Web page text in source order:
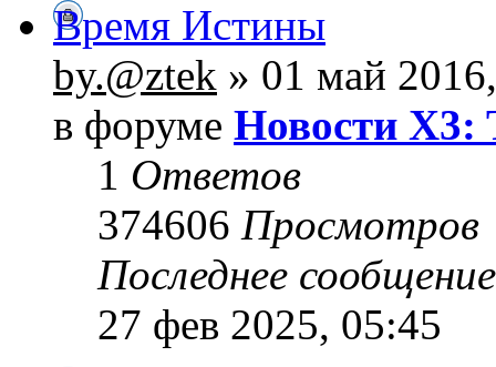
Время Истины
by.@ztek » 01 май
в форуме Новости X3:
1 Ответов
374606 Просмотров
Последнее
27 фев 2025, 05:45